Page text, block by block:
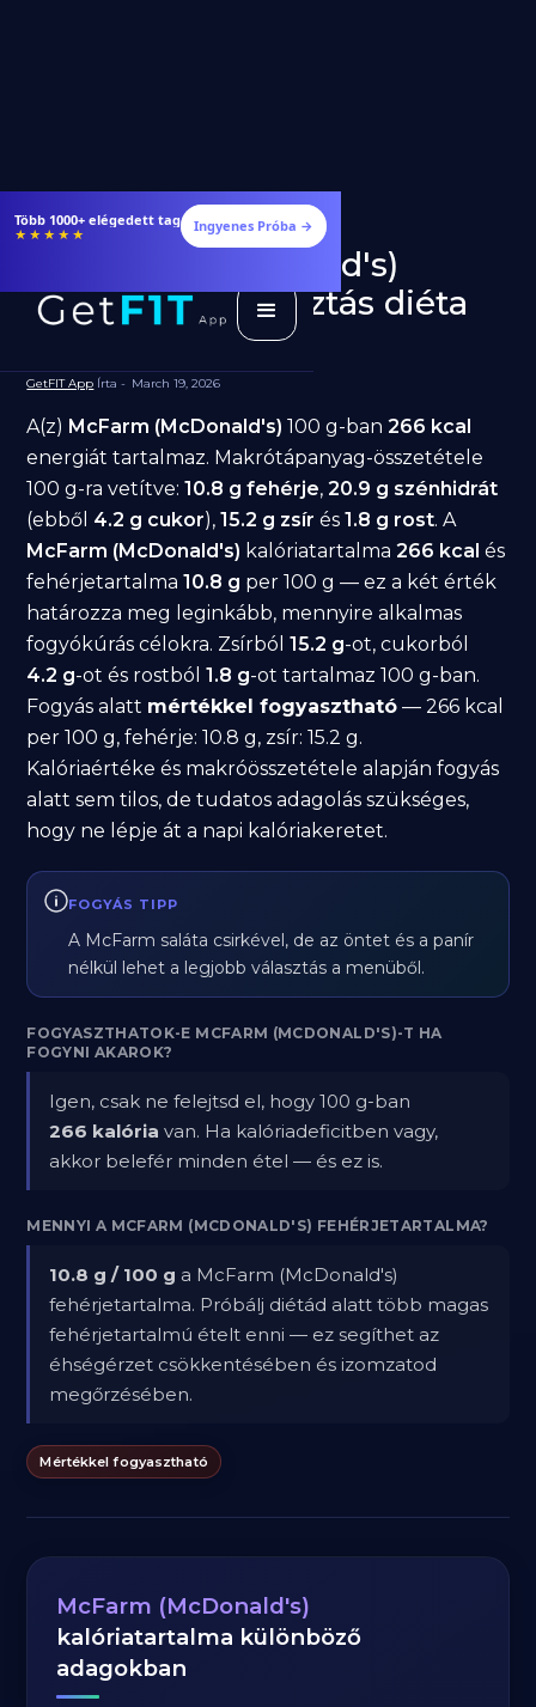
Több 1000+ elégedett tag
★★★★★ Ingyenes Próba →
McFarm (McDonald's)
fogyásra: jó választás diéta
GetFIT App Írta - March 19, 2026
A(z) McFarm (McDonald's) 100 g-ban266 kcal
energiát tartalmaz. Makrótápanyag-összetétele
100 g-ra vetítve:10.8 g fehérje,20.9 g szénhidrát
(ebből 4.2 g cukor),15.2 g zsír és1.8 g rost. A
McFarm (McDonald's) kalóriatartalma266 kcal és
fehérjetartalma10.8 g per 100 g — ez a két érték
határozza meg leginkább, mennyire alkalmas
fogyókúrás célokra. Zsírból15.2 g-ot, cukorból
4.2 g-ot és rostból1.8 g-ot tartalmaz 100 g-ban.
Fogyás alatt mértékkel fogyasztható — 266 kcal
per 100 g, fehérje: 10.8 g, zsír: 15.2 g.
Kalóriaértéke és makróösszetétele alapján fogyás
alatt sem tilos, de tudatos adagolás szükséges,
hogy ne lépje át a napi kalóriakeretet.
FOGYÁS TIPP
A McFarm saláta csirkével, de az öntet és a panír
nélkül lehet a legjobb választás a menüből.
FOGYASZTHATOK-E MCFARM (MCDONALD'S)-T HA
FOGYNI AKAROK?
Igen, csak ne felejtsd el, hogy 100 g-ban
266 kalória van. Ha kalóriadeficitben vagy,
akkor belefér minden étel — és ez is.
MENNYI A MCFARM (MCDONALD'S) FEHÉRJETARTALMA?
10.8 g / 100 g a McFarm (McDonald's)
fehérjetartalma. Próbálj diétád alatt több magas
fehérjetartalmú ételt enni — ez segíthet az
éhségérzet csökkentésében és izomzatod
megőrzésében.
Mértékkel fogyasztható
McFarm (McDonald's)
kalóriatartalma különböző
adagokban